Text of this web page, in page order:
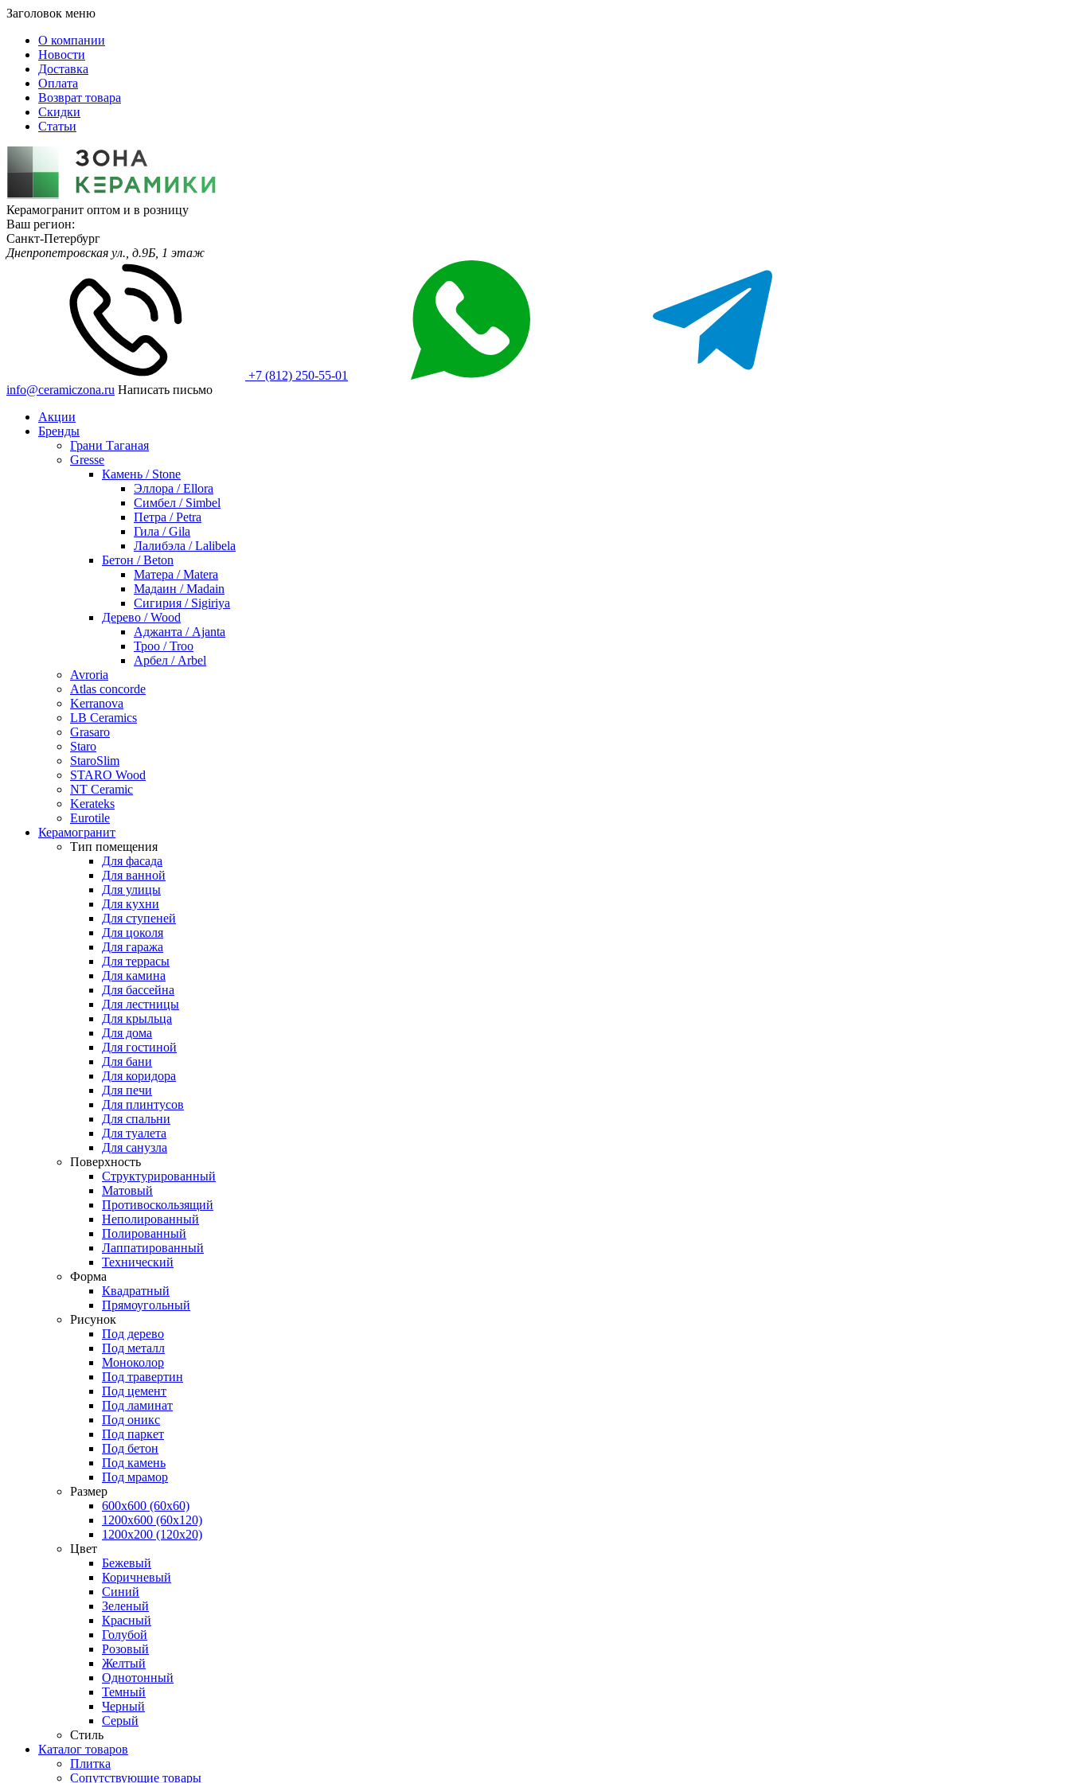
Заголовок меню
О компании
Новости
Доставка
Оплата
Возврат товара
Скидки
Статьи
Керамогранит оптом и в розницу
Ваш регион:
Санкт-Петербург
Днепропетровская ул., д.9Б, 1 этаж
+7 (812) 250-55-01
info@ceramiczona.ru Написать письмо
Акции
Бренды
Грани Таганая
Gresse
Камень / Stone
Эллора / Ellora
Симбел / Simbel
Петра / Petra
Гила / Gila
Лалибэла / Lalibela
Бетон / Beton
Матера / Matera
Мадаин / Madain
Сигирия / Sigiriya
Дерево / Wood
Аджанта / Ajanta
Троо / Troo
Арбел / Arbel
Avroria
Atlas concorde
Kerranova
LB Ceramics
Grasaro
Staro
StaroSlim
STARO Wood
NT Ceramic
Kerateks
Eurotile
Керамогранит
Тип помещения
Для фасада
Для ванной
Для улицы
Для кухни
Для ступеней
Для цоколя
Для гаража
Для террасы
Для камина
Для бассейна
Для лестницы
Для крыльца
Для дома
Для гостиной
Для бани
Для коридора
Для печи
Для плинтусов
Для спальни
Для туалета
Для санузла
Поверхность
Структурированный
Матовый
Противоскользящий
Неполированный
Полированный
Лаппатированный
Технический
Форма
Квадратный
Прямоугольный
Рисунок
Под дерево
Под металл
Моноколор
Под травертин
Под цемент
Под ламинат
Под оникс
Под паркет
Под бетон
Под камень
Под мрамор
Размер
600х600 (60х60)
1200х600 (60х120)
1200х200 (120x20)
Цвет
Бежевый
Коричневый
Синий
Зеленый
Красный
Голубой
Розовый
Желтый
Однотонный
Темный
Черный
Серый
Стиль
Каталог товаров
Плитка
Сопутствующие товары